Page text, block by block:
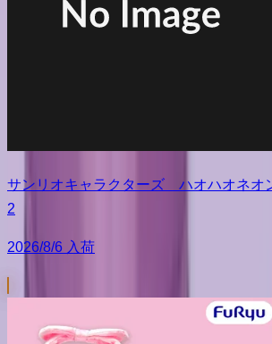
サンリオキャラクターズ ハオハオネオ
2
2026/8/6 入荷